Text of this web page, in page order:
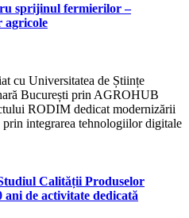
sprijinul fermierilor –
agricole
cu Universitatea de Științe
București prin AGROHUB
RODIM dedicat modernizării
integrarea tehnologiilor digitale
Calității Produselor
de activitate dedicată